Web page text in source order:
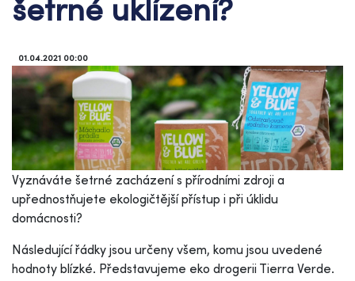
šetrné uklízení?
01.04.2021 00:00
Vyznáváte šetrné zacházení s přírodními zdroji a
upřednostňujete ekologičtější přístup i při úklidu
domácnosti?
Následující řádky jsou určeny všem, komu jsou uvedené
hodnoty blízké. Představujeme eko drogerii Tierra Verde.